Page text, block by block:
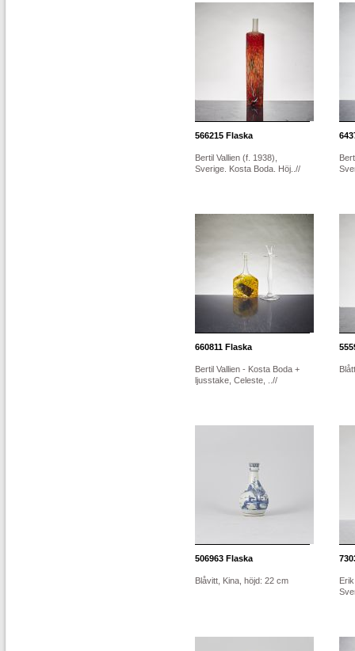
566215 Flaska
Bertil Vallien (f. 1938),
Sverige. Kosta Boda. Höj..//
660811 Flaska
Bertil Vallien - Kosta Boda +
ljusstake, Celeste, ..//
506963 Flaska
Blåvitt, Kina, höjd: 22 cm